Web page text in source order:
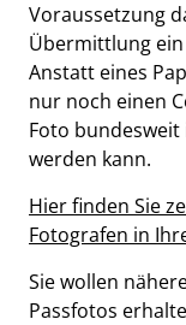
Voraussetzung
Übermittlung
Anstatt eines
nur noch einen
Foto
werden kann.
Hier finden Sie
Fotografen in
Sie wollen
Passfotos